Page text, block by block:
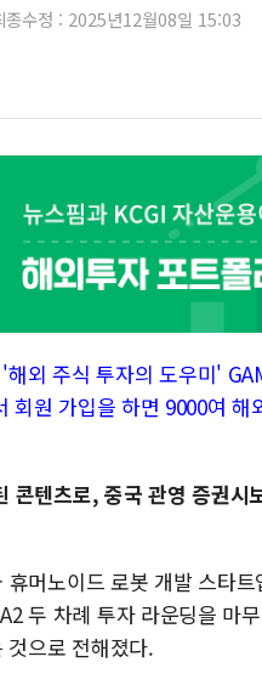
종수정 : 2025년12월08일 15:03
해외 주식 투자의 도우미'
회원 가입을 하면 9000여
콘텐츠로, 중국 관영 증권
머노이드 로봇 개발 스타
두 차례 투자 라운딩을 마
으로 전해졌다.